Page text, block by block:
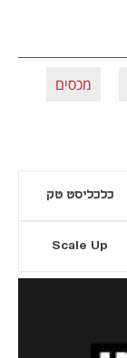
מכסים
כלכליסט טק
Scale Up
נפתח בכרטיסייה חדשה